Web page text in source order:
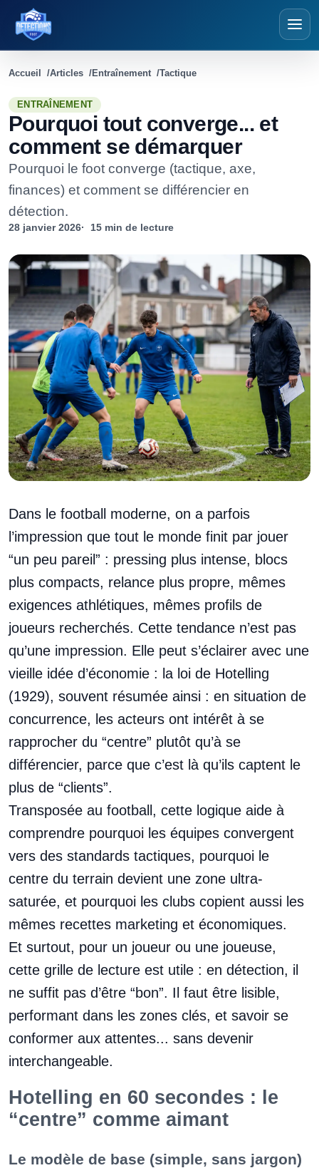
Détections Foot
Accueil Articles Entraînement Tactique
ENTRAÎNEMENT
Pourquoi tout converge... et
comment se démarquer
Pourquoi le foot converge (tactique, axe,
finances) et comment se différencier en
détection.
28 janvier 2026 15 min de lecture
Dans le football moderne, on a parfois
l’impression que tout le monde finit par jouer
“un peu pareil” : pressing plus intense, blocs
plus compacts, relance plus propre, mêmes
exigences athlétiques, mêmes profils de
joueurs recherchés. Cette tendance n’est pas
qu’une impression. Elle peut s’éclairer avec une
vieille idée d’économie : la loi de Hotelling
(1929), souvent résumée ainsi : en situation de
concurrence, les acteurs ont intérêt à se
rapprocher du “centre” plutôt qu’à se
différencier, parce que c’est là qu’ils captent le
plus de “clients”.
Transposée au football, cette logique aide à
comprendre pourquoi les équipes convergent
vers des standards tactiques, pourquoi le
centre du terrain devient une zone ultra-
saturée, et pourquoi les clubs copient aussi les
mêmes recettes marketing et économiques.
Et surtout, pour un joueur ou une joueuse,
cette grille de lecture est utile : en détection, il
ne suffit pas d’être “bon”. Il faut être lisible,
performant dans les zones clés, et savoir se
conformer aux attentes... sans devenir
interchangeable.
Hotelling en 60 secondes : le
“centre” comme aimant
Le modèle de base (simple, sans jargon)